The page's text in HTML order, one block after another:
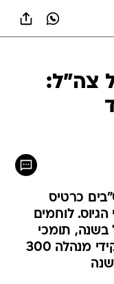
צה"ל:
כרטיס
לוחמים
בשווי 2,100 שקל בשנה, תומכי
לחימה אלף שקלים וחיילים בתפקידי מנהלה 300